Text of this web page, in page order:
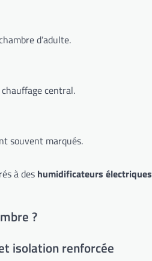
d’adulte.
central.
souvent marqués.
à des humidificateurs électriques
?
isolation renforcée